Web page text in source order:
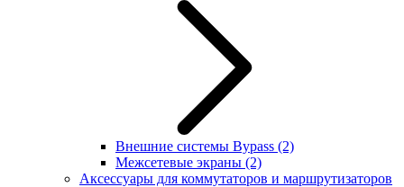
Внешние системы Bypass (2)
Межсетевые экраны (2)
Аксессуары для коммутаторов и маршрутизаторов